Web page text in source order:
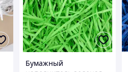
Бумажный